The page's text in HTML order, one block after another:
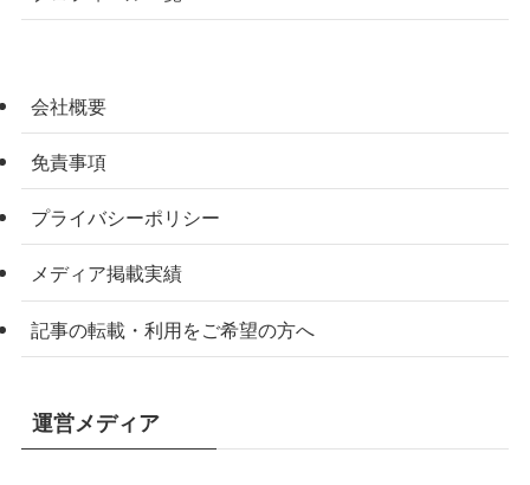
会社概要
免責事項
プライバシーポリシー
メディア掲載実績
記事の転載・利用をご希望の方へ
運営メディア